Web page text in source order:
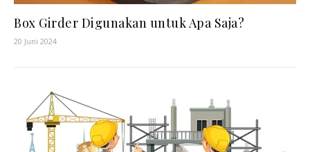
Box Girder Digunakan untuk Apa Saja?
20 Juni 2024